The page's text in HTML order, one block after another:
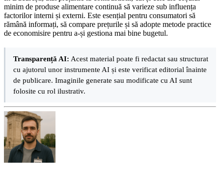
minim de produse alimentare continuă să varieze sub influența
factorilor interni și externi. Este esențial pentru consumatori să
rămână informați, să compare prețurile și să adopte metode practice
de economisire pentru a-și gestiona mai bine bugetul.
Transparență AI: Acest material poate fi redactat sau structurat
cu ajutorul unor instrumente AI și este verificat editorial înainte
de publicare. Imaginile generate sau modificate cu AI sunt
folosite cu rol ilustrativ.